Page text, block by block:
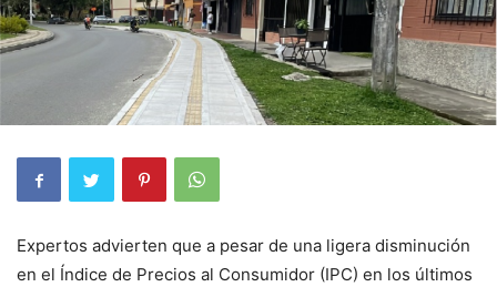
Expertos advierten que a pesar de una ligera disminución
en el Índice de Precios al Consumidor (IPC) en los últimos